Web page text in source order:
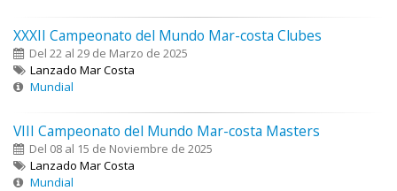
XXXII Campeonato del Mundo Mar-costa Clubes
Del 22 al 29 de Marzo de 2025
Lanzado Mar Costa
Mundial
VIII Campeonato del Mundo Mar-costa Masters
Del 08 al 15 de Noviembre de 2025
Lanzado Mar Costa
Mundial